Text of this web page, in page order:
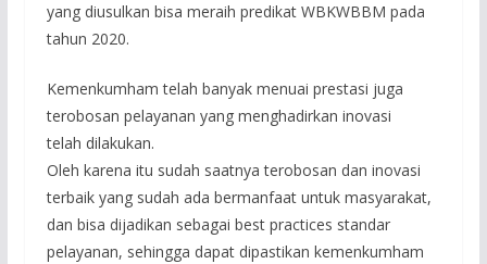
yang diusulkan bisa meraih predikat WBKWBBM pada
tahun 2020.
Kemenkumham telah banyak menuai prestasi juga
terobosan pelayanan yang menghadirkan inovasi
telah dilakukan.
Oleh karena itu sudah saatnya terobosan dan inovasi
terbaik yang sudah ada bermanfaat untuk masyarakat,
dan bisa dijadikan sebagai best practices standar
pelayanan, sehingga dapat dipastikan kemenkumham